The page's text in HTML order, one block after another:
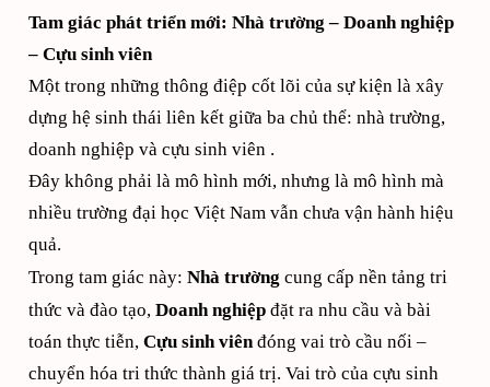
Tam giác phát triển mới: Nhà trường – Doanh nghiệp
– Cựu sinh viên
Một trong những thông điệp cốt lõi của sự kiện là xây
dựng hệ sinh thái liên kết giữa ba chủ thể: nhà trường,
doanh nghiệp và cựu sinh viên .
Đây không phải là mô hình mới, nhưng là mô hình mà
nhiều trường đại học Việt Nam vẫn chưa vận hành hiệu
quả.
Trong tam giác này: Nhà trường cung cấp nền tảng tri
thức và đào tạo, Doanh nghiệp đặt ra nhu cầu và bài
toán thực tiễn, Cựu sinh viênđóng vai trò cầu nối –
chuyển hóa tri thức thành giá trị. Vai trò của cựu sinh